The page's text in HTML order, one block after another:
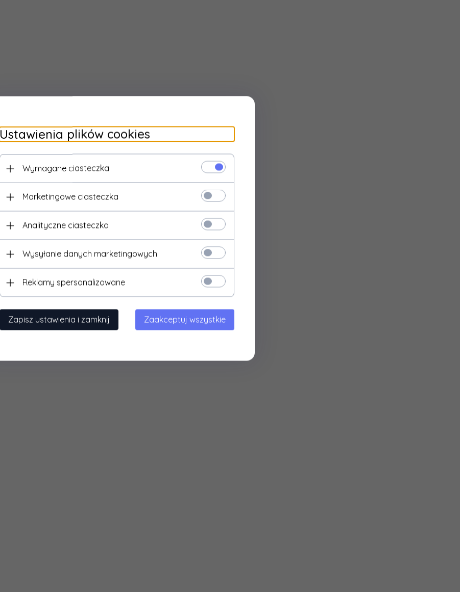
Ustawienia plików cookies
Wymagane ciasteczka
Marketingowe ciasteczka
Analityczne ciasteczka
Wysyłanie danych marketingowych
Reklamy spersonalizowane
Zapisz ustawienia i zamknij Zaakceptuj wszystkie